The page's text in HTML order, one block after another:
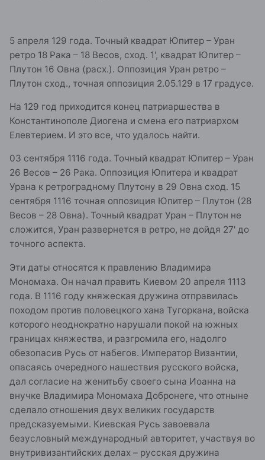
5 апреля 129 года. Точный квадрат Юпитер – Уран
ретро 18 Рака – 18 Весов, сход. 1', квадрат Юпитер –
Плутон 16 Овна (расх.). Оппозиция Уран ретро –
Плутон сход., точная оппозиция 2.05.129 в 17 градусе.
На 129 год приходится конец патриаршества в
Константинополе Диогена и смена его патриархом
Елевтерием. И это все, что удалось найти.
03 сентября 1116 года. Точный квадрат Юпитер – Уран
26 Весов – 26 Рака. Оппозиция Юпитера и квадрат
Урана к ретроградному Плутону в 29 Овна сход. 15
сентября 1116 точная оппозиция Юпитер – Плутон (28
Весов – 28 Овна). Точный квадрат Уран – Плутон не
сложится, Уран развернется в ретро, не дойдя 27' до
точного аспекта.
Эти даты относятся к правлению Владимира
Мономаха. Он начал править Киевом 20 апреля 1113
года. В 1116 году княжеская дружина отправилась
походом против половецкого хана Тугоркана, войска
которого неоднократно нарушали покой на южных
границах княжества, и разгромила его, надолго
обезопасив Русь от набегов. Император Византии,
опасаясь очередного нашествия русского войска,
дал согласие на женитьбу своего сына Иоанна на
внучке Владимира Мономаха Добронеге, что отныне
сделало отношения двух великих государств
предсказуемыми. Киевская Русь завоевала
безусловный международный авторитет, участвуя во
внутривизантийских делах – русская дружина